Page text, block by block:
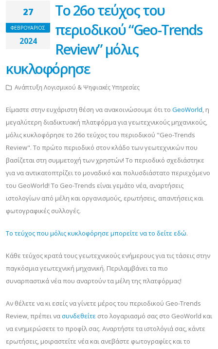
27
ΦΕΒΡΟΥΑΡΙΟΣ
2024
Το 26o τεύχος του
περιοδικού “Geo-Trends
Review” μόλις
κυκλοφόρησε
Ανάπτυξη Λογισμικού & Ψηφιακές Υπηρεσίες
Είμαστε στην ευχάριστη θέση να ανακοινώσουμε ότι το GeoWorld, η
μεγαλύτερη διαδικτυακή πλατφόρμα για γεωτεχνικούς μηχανικούς,
μόλις κυκλοφόρησε το 26o τεύχος του περιοδικού "Geo-Trends
Review". Το πρώτο περιοδικό στον κλάδο των γεωτεχνικών που
βασίζεται στη συμμετοχή των χρηστών! Το περιοδικό σχεδιάστηκε
για να αντικατοπτρίζει το μοναδικό και πολυσδιάστατο περιεχόμενο
του GeoWorld! Το Geo-Trends είναι γεμάτο νέα, αναρτήσεις
ιστολογίων από μέλη και οργανισμούς, ερωτήσεις, απαντήσεις και
φωτογραφικές συλλογές.
Το τεύχος που μόλις κυκλοφόρησε μπορείτε να το δείτε εδώ.
Κάθε τεύχος κρατά τους γεωτεχνικούς ενήμερους για τις τάσεις στην
παγκόσμια γεωτεχνική μηχανική. Περιλαμβάνει τα πιο
συναρπαστικά νέα που αναρτούν τα μέλη της πλατφόρμας!
Αν θέλετε να κι εσείς να γίνετε μέρος του περιοδικού Geo-Trends
Review, πρέπει νασυνδεθείτε στο λογαριασμό σας στο GeoWorld και
να ενημερώσετε το προφίλ σας. Αναρτήστε τα ιστολόγιά σας, κάντε
ερωτήσεις, μοιραστείτε νέα και ανεβάστε φωτογραφίες και το